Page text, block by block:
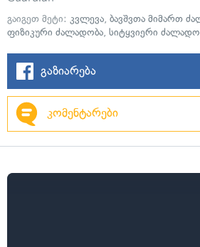
გაიგეთ მეტი: კვლევა, ბავშვთა მიმართ
ფიზიკური ძალადობა, სიტყვიერი
გაზიარება
კომენტარები